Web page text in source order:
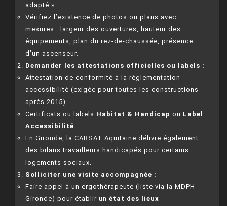
adapté ».
Vérifiez l’existence de photos ou plans avec
mesures : largeur des ouvertures, hauteur des
équipements, plan du rez-de-chaussée, présence
d’un ascenseur.
Demander les attestations officielles ou labels :
Attestation de conformité à la réglementation
accessibilité (exigée pour toutes les constructions
après 2015).
Certificats ou labels Habitat & Handicap ou Label
Accessibilité
En Gironde, la CARSAT Aquitaine délivre également
des bilans travailleurs handicapés pour certains
logements sociaux.
Solliciter une visite accompagnée :
Faire appel à un ergothérapeute (liste via la MDPH
Gironde) pour établir un état des lieux